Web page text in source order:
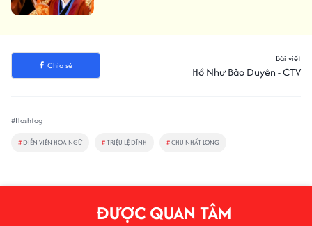
Chia sẻ
Bài viết
Hồ Như Bảo Duyên - CTV
#Hashtag
# DIỄN VIÊN HOA NGỮ #TRIỆU LỆ DĨNH #CHU NHẤT LONG
ĐƯỢC QUAN TÂM